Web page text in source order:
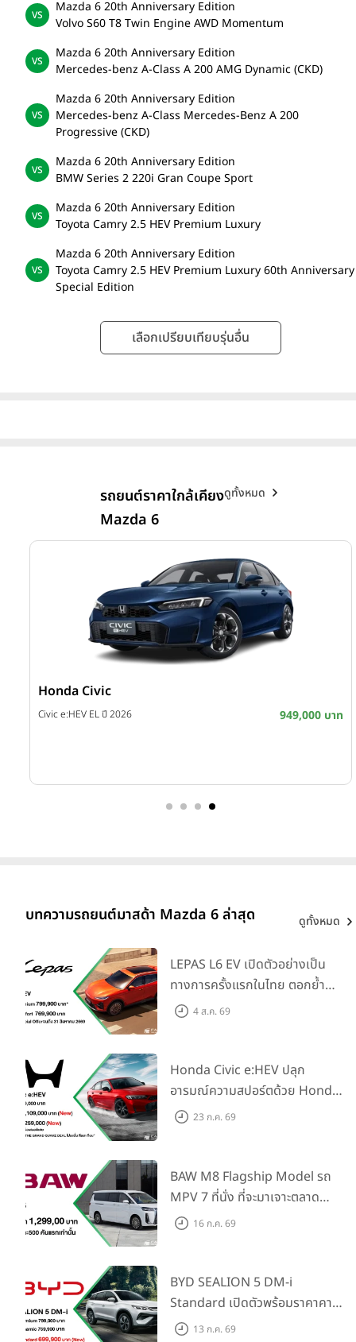
Mazda 6 20th Anniversary Edition
Volvo S60 T8 Twin Engine AWD Momentum
Mazda 6 20th Anniversary Edition
Mercedes-benz A-Class A 200 AMG Dynamic (CKD)
Mazda 6 20th Anniversary Edition
Mercedes-benz A-Class Mercedes-Benz A 200
Progressive (CKD)
Mazda 6 20th Anniversary Edition
BMW Series 2 220i Gran Coupe Sport
Mazda 6 20th Anniversary Edition
Toyota Camry 2.5 HEV Premium Luxury
Mazda 6 20th Anniversary Edition
Toyota Camry 2.5 HEV Premium Luxury 60th Anniversary
Special Edition
เลือกเปรียบเทียบรุ่นอื่น
รถยนต์ราคาใกล้เคียง
Mazda 6
ดูทั้งหมด
Honda Civic
Civic e:HEV EL ปี 2026 949,000 บาท
บทความรถยนต์มาสด้า Mazda 6 ล่าสุด ดูทั้งหมด
LEPAS L6 EV เปิดตัวอย่างเป็น
ทางการครั้งแรกในไทย ตอกย้ำ
วิสัยทัศน์ “Drive Your
4 ส.ค. 69
Honda Civic e:HEV ปลุก
อารมณ์ความสปอร์ตด้วย Honda
S+ Shift ครั้งแรกในไทย! พร้อม
เพียงจองภายใน 31 ก.ค. 2569
รับบัตรน้ำมันมูลค่า 10,000 บาท
23 ก.ค. 69
BAW M8 Flagship Model รถ
MPV 7 ที่นั่ง ที่จะมาเจาะตลาด
ครอบครัวและองค์กรยุคใหม่ เปิด
16 ก.ค. 69
BYD SEALION 5 DM-i
Standard เปิดตัวพร้อมราคาคาด
การณ์ 699,900 บาท รุ่นย่อย
13 ก.ค. 69